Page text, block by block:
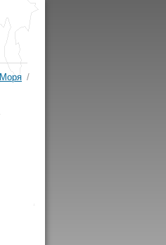
Моря /